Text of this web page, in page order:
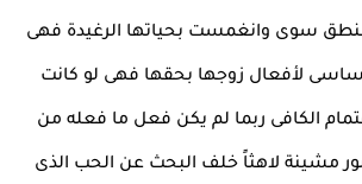
بمنطق سوى وانغمست بحياتها الرغيدة فهى
لأفعال زوجها بحقها فهى لو كانت
الكافى ربما لم يكن فعل ما فعله من
مشينة لاهثاً خلف البحث عن الحب الذى